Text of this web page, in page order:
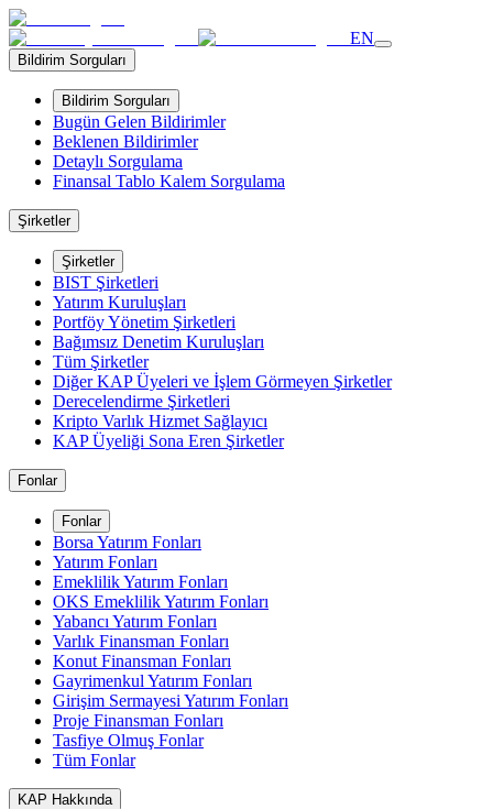
EN
Bildirim Sorguları
Bildirim Sorguları
Bugün Gelen Bildirimler
Beklenen Bildirimler
Detaylı Sorgulama
Finansal Tablo Kalem Sorgulama
Şirketler
Şirketler
BIST Şirketleri
Yatırım Kuruluşları
Portföy Yönetim Şirketleri
Bağımsız Denetim Kuruluşları
Tüm Şirketler
Diğer KAP Üyeleri ve İşlem Görmeyen Şirketler
Derecelendirme Şirketleri
Kripto Varlık Hizmet Sağlayıcı
KAP Üyeliği Sona Eren Şirketler
Fonlar
Fonlar
Borsa Yatırım Fonları
Yatırım Fonları
Emeklilik Yatırım Fonları
OKS Emeklilik Yatırım Fonları
Yabancı Yatırım Fonları
Varlık Finansman Fonları
Konut Finansman Fonları
Gayrimenkul Yatırım Fonları
Girişim Sermayesi Yatırım Fonları
Proje Finansman Fonları
Tasfiye Olmuş Fonlar
Tüm Fonlar
KAP Hakkında